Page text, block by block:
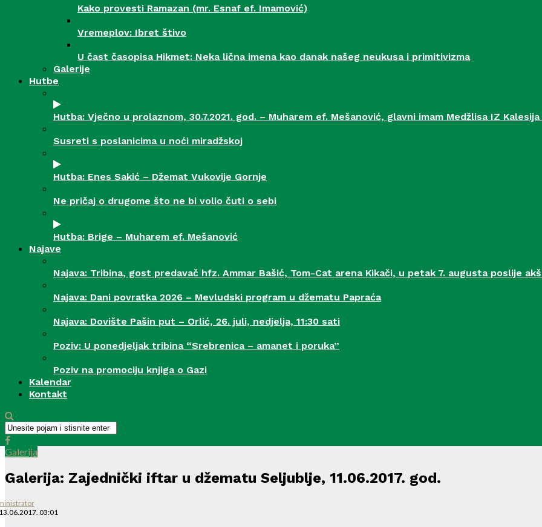
Kako provesti Ramazan (mr. Esnaf ef. Imamović)
Vremeplov: Ibret štivo
U čast časopisa Hikmet: Neka lična imena kao danak našeg neukusa i primitivizma
Galerije
Hutbe
Hutba: Vječno u prolaznom, 30.7.2021. god. – Muharem ef. Mešanović, glavni imam Medžlisa IZ
Susreti s poslanicima u noći miradžskoj
Hutba: Enes Sakić – Džemat Vukovije Gornje
Ne pričaj o drugome što ne bi volio čuti o sebi
Hutba: Brige – Muharem ef. Mešanović
Najave
Najava: Tribina, gost predavač hfz. Ammar Bašić, Tom-Cat arena Kikači, u petak 7. augusta poslije
Najava: Dani povratka 2026 – Mevludski program u džematu Papraća
Najava: Dovište Pašin put – Orlić, 26. juli, nedjelja, 11:30 sati
Poziv: U ponedjeljak tribina “Srebrenica – amanet i poruka”
Poziv na promociju knjiga o Gazi
Kalendar
Kontakt
Galerija
Galerija: Zajednički iftar u džematu Seljublje, 11.06.2017. god.
03:01